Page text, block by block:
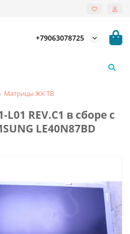
+79063078725
Матрицы ЖК ТВ
REV.C1 в сборе с
LE40N87BD